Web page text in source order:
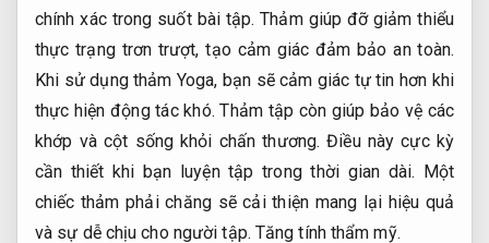
chính xác trong suốt bài tập. Thảm giúp đỡ giảm thiểu
thực trạng trơn trượt, tạo cảm giác đảm bảo an toàn.
Khi sử dụng thảm Yoga, bạn sẽ cảm giác tự tin hơn khi
thực hiện động tác khó. Thảm tập còn giúp bảo vệ các
khớp và cột sống khỏi chấn thương. Điều này cực kỳ
cần thiết khi bạn luyện tập trong thời gian dài. Một
chiếc thảm phải chăng sẽ cải thiện mang lại hiệu quả
và sự dễ chịu cho người tập. Tăng tính thẩm mỹ.